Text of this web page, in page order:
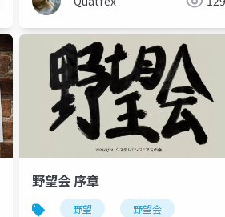
野望会 序章
野望 野望会